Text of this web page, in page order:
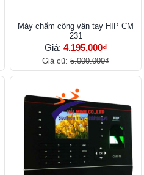
Máy chấm công vân tay HIP CM
231
Giá: 4.195.000₫
Giá cũ: 5.000.000₫